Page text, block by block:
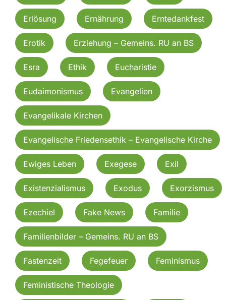
Erlösung Ernährung Erntedankfest
Erotik Erziehung – Gemeins. RU an BS
Esra Ethik Eucharistie
Eudaimonismus Evangelien
Evangelikale Kirchen
Evangelische Friedensethik – Evangelische Kirche
Ewiges Leben Exegese Exil
Existenzialismus Exodus Exorzismus
Ezechiel Fake News Familie
Familienbilder – Gemeins. RU an BS
Fastenzeit Fegefeuer Feminismus
Feministische Theologie